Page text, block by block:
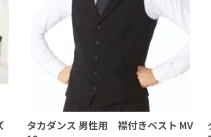
タカダンス 男性用 襟付きベスト MV